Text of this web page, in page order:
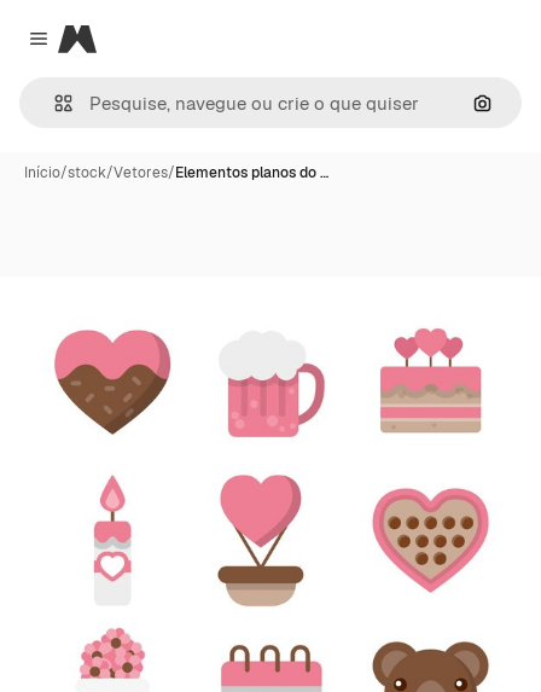
Close menu
Magnific
Início/stock/Vetores/Elementos planos do …